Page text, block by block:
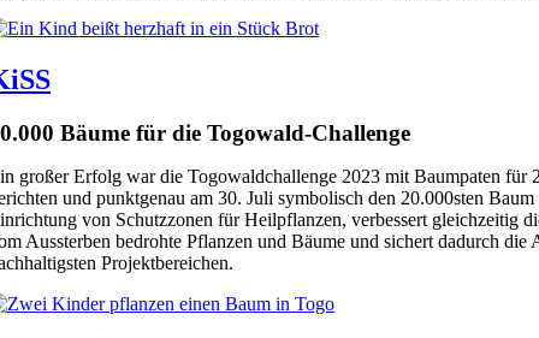
Bäume für die Togowald-Challenge
großer Erfolg war die Togowaldchallenge 2023 mit Baumpaten
und punktgenau am 30. Juli symbolisch den 20.000sten
von Schutzzonen für Heilpflanzen, verbessert gleichzeitig
Aussterben bedrohte Pflanzen und Bäume und sichert dadurch
Projektbereichen.